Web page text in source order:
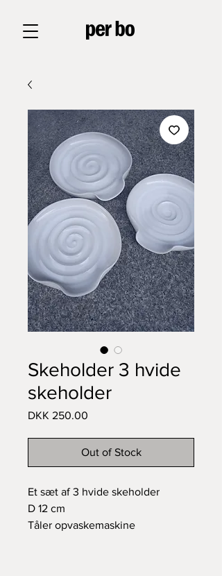
Skeholder 3 hvide
skeholder
DKK 250.00
Out of Stock
Et sæt af 3 hvide skeholder
D 12 cm
Tåler opvaskemaskine